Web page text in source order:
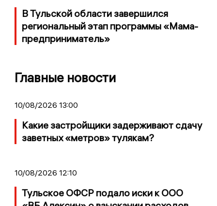
В Тульской области завершился
региональный этап программы «Мама-
предприниматель»
Главные новости
10/08/2026 13:00
Какие застройщики задерживают сдачу
заветных «метров» тулякам?
10/08/2026 12:10
Тульское ОФСР подало иски к ООО